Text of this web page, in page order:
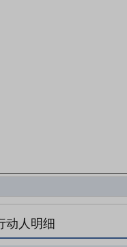
动人明细